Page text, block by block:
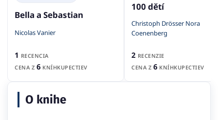
Bella a Sebastian
Nicolas Vanier
1 RECENCIA
CENA Z 6 KNÍHKUPECTIEV
100 dětí
Christoph Drösser Nora
Coenenberg
2 RECENZIE
CENA Z 6 KNÍHKUPECTIEV
O knihe